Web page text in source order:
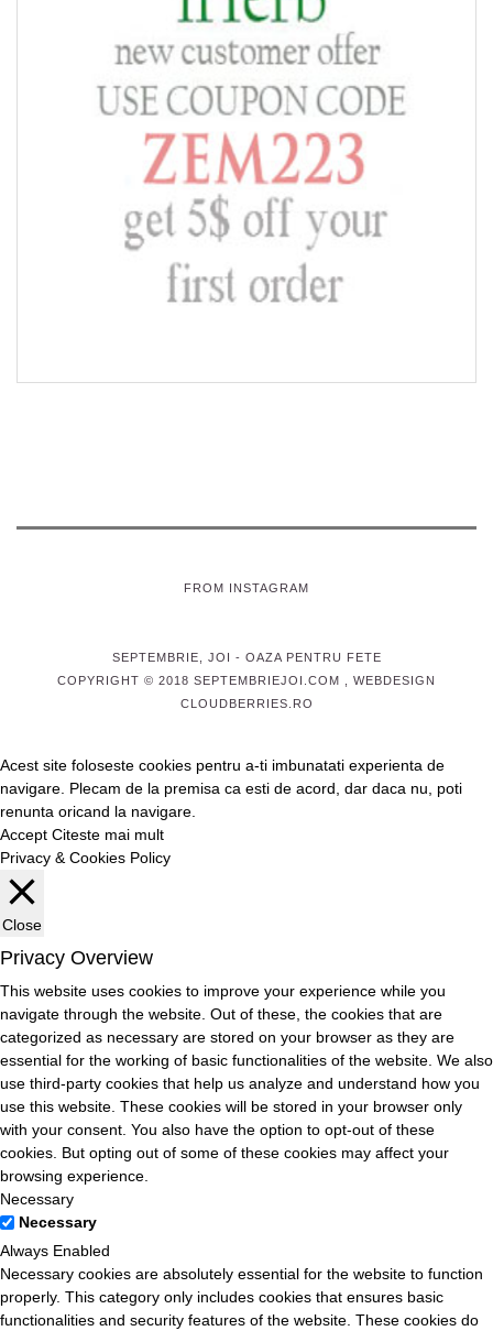
FROM INSTAGRAM
SEPTEMBRIE, JOI - OAZA PENTRU FETE
COPYRIGHT © 2018 SEPTEMBRIEJOI.COM , WEBDESIGN
CLOUDBERRIES.RO
Acest site foloseste cookies pentru a-ti imbunatati experienta de
navigare. Plecam de la premisa ca esti de acord, dar daca nu, poti
renunta oricand la navigare.
Accept Citeste mai mult
Privacy & Cookies Policy
Close
Privacy Overview
This website uses cookies to improve your experience while you
navigate through the website. Out of these, the cookies that are
categorized as necessary are stored on your browser as they are
essential for the working of basic functionalities of the website. We also
use third-party cookies that help us analyze and understand how you
use this website. These cookies will be stored in your browser only
with your consent. You also have the option to opt-out of these
cookies. But opting out of some of these cookies may affect your
browsing experience.
Necessary
Necessary
Always Enabled
Necessary cookies are absolutely essential for the website to function
properly. This category only includes cookies that ensures basic
functionalities and security features of the website. These cookies do